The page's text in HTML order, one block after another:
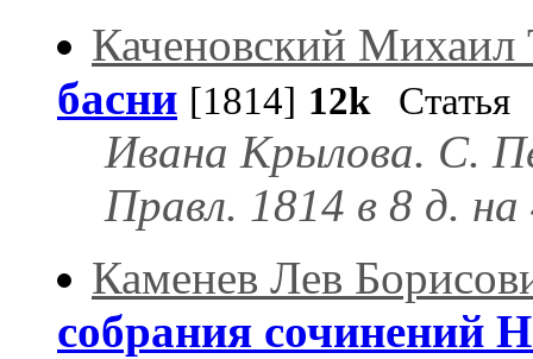
Каченовский
басни [1814] 12kСтатья
Ивана Крылова. С.
Правл. 1814 в 8 д.
Каменев Лев
собрания сочинений